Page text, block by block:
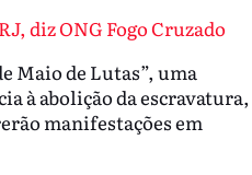
diz ONG Fogo Cruzado
Maio de Lutas”, uma
à abolição da escravatura,
manifestações em